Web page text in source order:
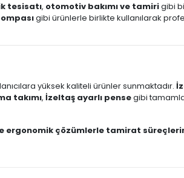
tesisatı, otomotiv bakımı ve tamirigibi
gibi ürünlerle birlikte kullanılarak
yüksek kaliteli ürünler sunmaktadır.
takımı, İzeltaş ayarlı pensegibi
ergonomik çözümlerle tamirat